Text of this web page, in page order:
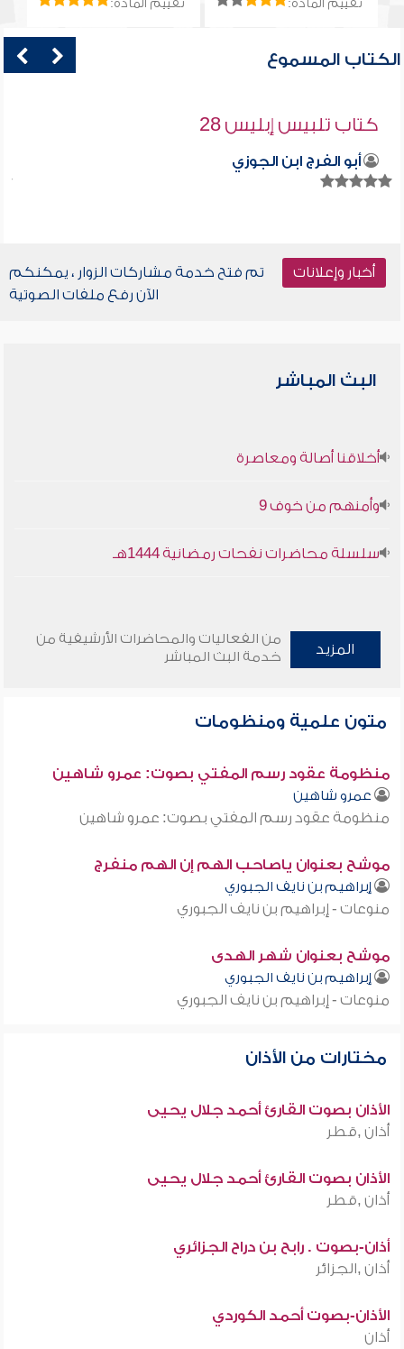
تقييم المادة: تقييم المادة:
الكتاب المسموع
كتاب تلبيس إبليس 28
أبو الفرج ابن الجوزي
أخبار وإعلانات
تم فتح خدمة مشاركات الزوار ، يمكنكم
الآن رفع ملفات الصوتية
البث المباشر
أخلاقنا أصالة ومعاصرة
وأمنهم من خوف 9
سلسلة محاضرات نفحات رمضانية 1444هـ
المزيد
من الفعاليات والمحاضرات الأرشيفية من
خدمة البث المباشر
متون علمية ومنظومات
منظومة عقود رسم المفتي بصوت: عمرو شاهين
عمرو شاهين
منظومة عقود رسم المفتي بصوت: عمرو شاهين
موشح بعنوان ياصاحب الهم إن الهم منفرج
إبراهيم بن نايف الجبوري
منوعات - إبراهيم بن نايف الجبوري
موشح بعنوان شهر الهدى
إبراهيم بن نايف الجبوري
منوعات - إبراهيم بن نايف الجبوري
مختارات من الأذان
الأذان بصوت القارئ أحمد جلال يحيى
أذان ,قطر
الأذان بصوت القارئ أحمد جلال يحيى
أذان ,قطر
أذان-بصوت . رابح بن دراح الجزائري
أذان ,الجزائر
الأذان-بصوت أحمد الكوردي
أذان